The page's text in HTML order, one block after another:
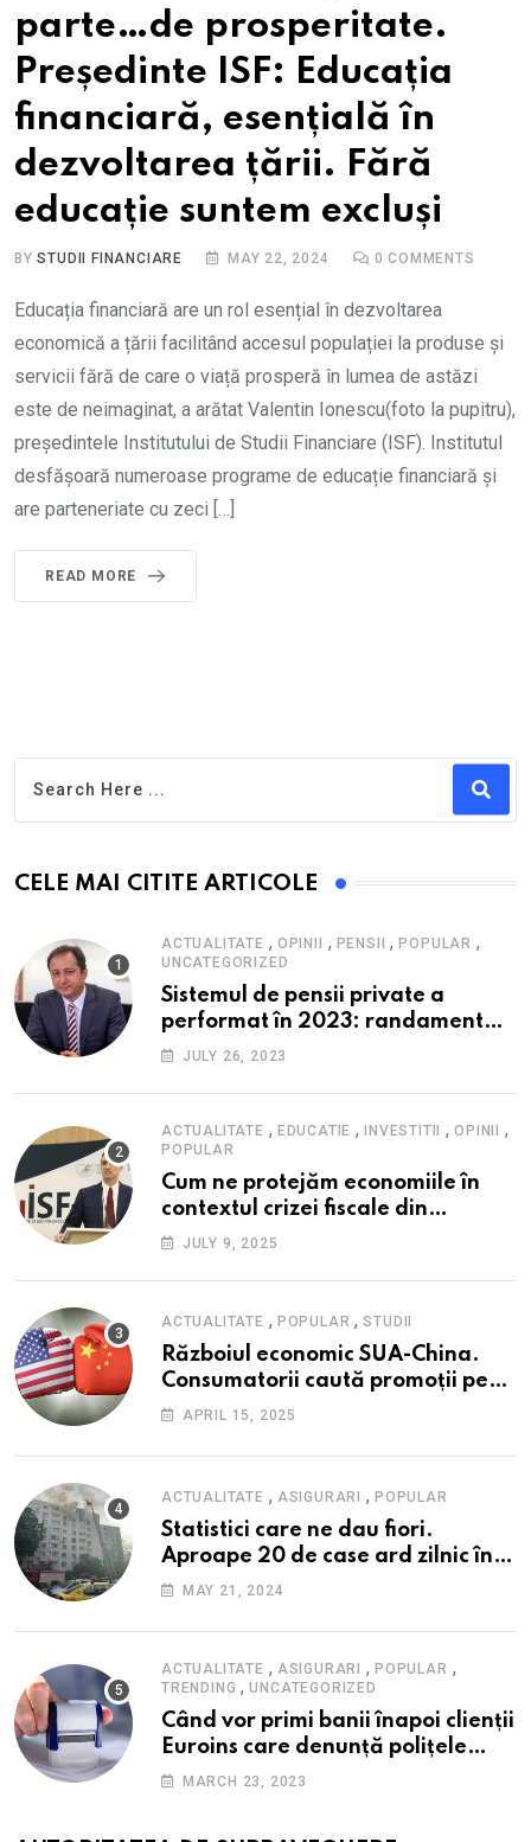
parte…de prosperitate.
Președinte ISF: Educația
financiară, esențială în
dezvoltarea țării. Fără
educație suntem excluși
BYSTUDII FINANCIARE MAY 22, 2024 0 COMMENTS
Educația financiară are un rol esențial în dezvoltarea
economică a țării facilitând accesul populației la produse și
servicii fără de care o viață prosperă în lumea de astăzi
este de neimaginat, a arătat Valentin Ionescu(foto la pupitru),
președintele Institutului de Studii Financiare (ISF). Institutul
desfășoară numeroase programe de educație financiară și
are parteneriate cu zeci […]
READ MORE
CELE MAI CITITE ARTICOLE
ACTUALITATE , OPINII , PENSII ,POPULAR ,
UNCATEGORIZED
Sistemul de pensii private a
performat în 2023: randament
peste inflație, active și plăți la
cadrul ofertei Hidroelectrica,
reziliența la crize
JULY 26, 2023
ACTUALITATE , EDUCATIE , INVESTITII ,OPINII ,
POPULAR
Cum ne protejăm economiile în
contextul crizei fiscale din
România- Valentin Ionescu,
Financiare (ISF)
JULY 9, 2025
ACTUALITATE , POPULAR ,STUDII
Războiul economic SUA-China.
Consumatorii caută promoții pe
fondul scumpirilor, mai ales la
APRIL 15, 2025
ACTUALITATE , ASIGURARI ,POPULAR
Statistici care ne dau fiori.
Aproape 20 de case ard zilnic în
România, iar pagubele au
nici 40 de lei pe lună
MAY 21, 2024
ACTUALITATE , ASIGURARI ,POPULAR ,
TRENDING ,UNCATEGORIZED
Când vor primi banii înapoi clienții
Euroins care denunță polițele
RCA? Toți pașii și toate termenele
MARCH 23, 2023